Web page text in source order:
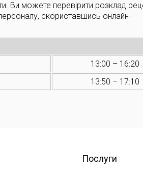
Ви можете перевірити розклад
скориставшись онлайн-
13:00 – 16:20
13:50 – 17:10
Послуги